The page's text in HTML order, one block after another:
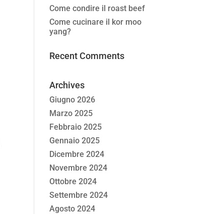
Come condire il roast beef
Come cucinare il kor moo
yang?
Recent Comments
Archives
Giugno 2026
Marzo 2025
Febbraio 2025
Gennaio 2025
Dicembre 2024
Novembre 2024
Ottobre 2024
Settembre 2024
Agosto 2024